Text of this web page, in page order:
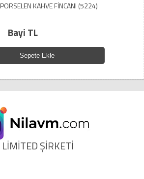
12 PARÇA PORSELEN KAHVE FİNCANI (5224)
Bayi TL
Sepete Ekle
ŞİRKETİ